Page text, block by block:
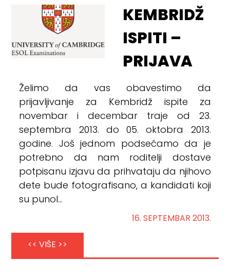
KEMBRIDŽ
ISPITI –
PRIJAVA
Želimo da vas obavestimo da
prijavljivanje za Kembridž ispite za
novembar i decembar traje od 23.
septembra 2013. do 05. oktobra 2013.
godine. Još jednom podsećamo da je
potrebno da nam roditelji dostave
potpisanu izjavu da prihvataju da njihovo
dete bude fotografisano, a kandidati koji
su punol...
16. SEPTEMBAR 2013.
<< VIŠE >>